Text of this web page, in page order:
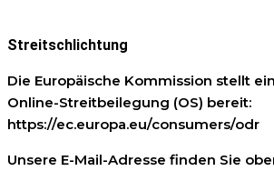
Streitschlichtung
Die Europäische Kommission stellt
Online-Streitbeilegung (OS) bereit:
https://ec.europa.eu/consumers/odr
Unsere E-Mail-Adresse finden Sie